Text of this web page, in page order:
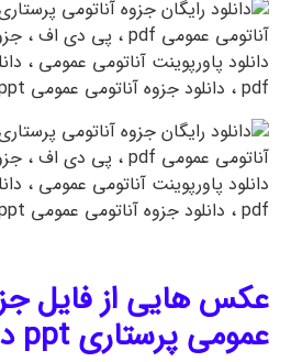
عکس هایی از فایل
عمومی پرستاری ppt دانلود رایگان